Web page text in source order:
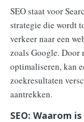
SEO staat voor
strategie die wordt
verkeer naar een
zoals Google. Door
optimaliseren, kan
zoekresultaten
aantrekken.
SEO: Waarom